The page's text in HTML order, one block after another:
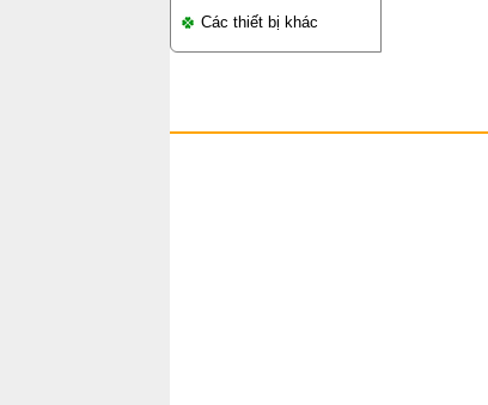
Các thiết bị khác